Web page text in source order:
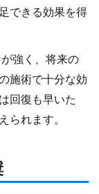
できる効果を得
強く、将来の
施術で十分な効
回復も早いた
られます。